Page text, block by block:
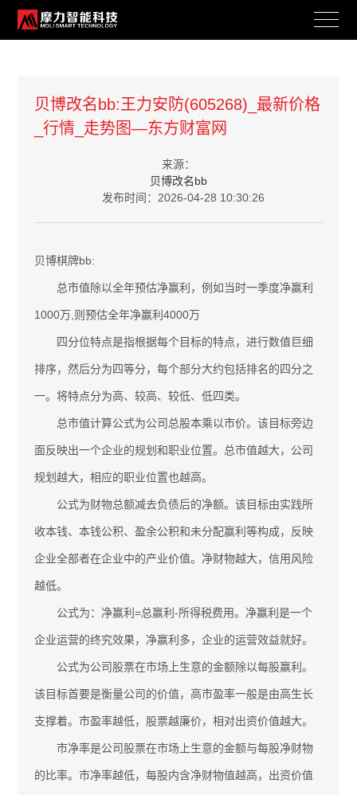
案例展示
BRAND ACTIVITY
贝博改名bb:王力安防(605268)_最新价格
_行情_走势图—东方财富网
来源：
贝博改名bb
发布时间：2026-04-28 10:30:26
贝博棋牌bb:
总市值除以全年预估净赢利，例如当时一季度净赢利
1000万,则预估全年净赢利4000万
四分位特点是指根据每个目标的特点，进行数值巨细
排序，然后分为四等分，每个部分大约包括排名的四分之
一。将特点分为高、较高、较低、低四类。
总市值计算公式为公司总股本乘以市价。该目标旁边
面反映出一个企业的规划和职业位置。总市值越大，公司
规划越大，相应的职业位置也越高。
公式为财物总额减去负债后的净额。该目标由实践所
收本钱、本钱公积、盈余公积和未分配赢利等构成，反映
企业全部者在企业中的产业价值。净财物越大，信用风险
越低。
公式为：净赢利=总赢利-所得税费用。净赢利是一个
企业运营的终究效果，净赢利多，企业的运营效益就好。
公式为公司股票在市场上生意的金额除以每股赢利。
该目标首要是衡量公司的价值，高市盈率一般是由高生长
支撑着。市盈率越低，股票越廉价，相对出资价值越大。
市净率是公司股票在市场上生意的金额与每股净财物
的比率。市净率越低，每股内含净财物值越高，出资价值